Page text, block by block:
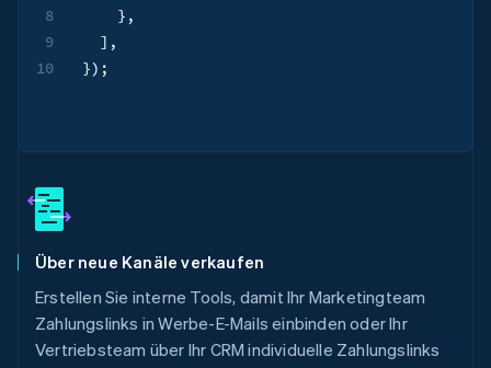
8
9
10
} ,
] ,
}) ;
Über neue Kanäle verkaufen
Erstellen Sie interne Tools, damit Ihr Marketingteam
Zahlungslinks in Werbe-E-Mails einbinden oder Ihr
Vertriebsteam über Ihr CRM individuelle Zahlungslinks